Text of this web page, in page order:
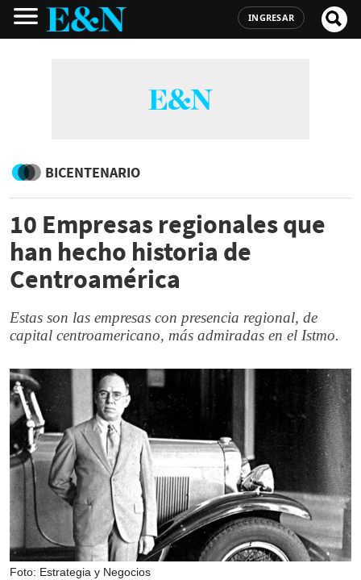
INGRESAR
BICENTENARIO
10 Empresas regionales que
han hecho historia de
Centroamérica
Estas son las empresas con presencia regional, de
capital centroamericano, más admiradas en el Istmo.
Foto: Estrategia y Negocios